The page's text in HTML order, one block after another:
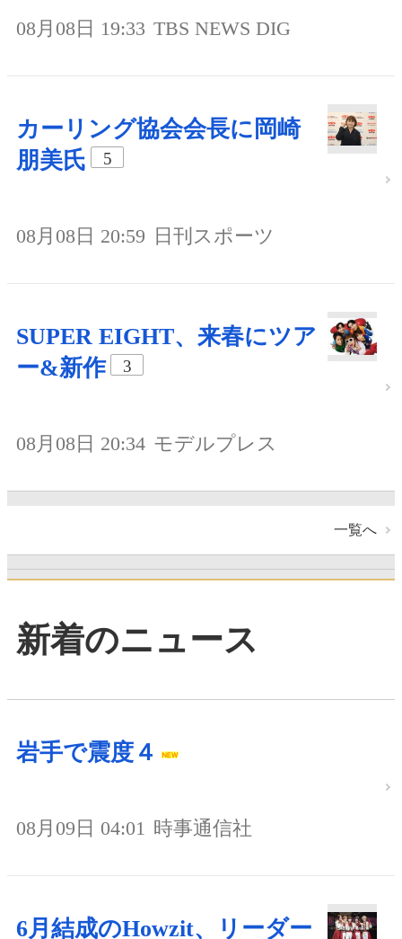
08月08日 19:33 TBS NEWS DIG
カーリング協会会長に岡崎
朋美氏
5
08月08日 20:59 日刊スポーツ
SUPER EIGHT、来春にツア
ー&新作
3
08月08日 20:34 モデルプレス
一覧へ
新着のニュース
岩手で震度４
08月09日 04:01 時事通信社
6月結成のHowzit、リーダー